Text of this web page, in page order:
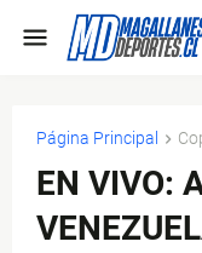
Página Principal
EN VIVO: